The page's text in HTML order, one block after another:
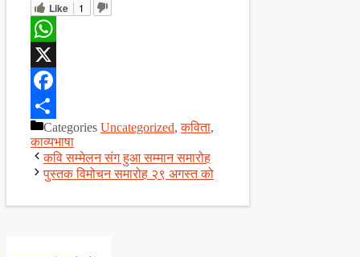
Like 1
WhatsApp
X
Facebook
ShareCategories Uncategorized,कविता,
काव्यभाषा
कवि सम्मेलन संग हुआ सम्मान समारोह
पुस्तक विमोचन समारोह २९ अगस्त को